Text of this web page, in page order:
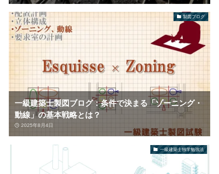
製図ブログ
一級建築士製図ブログ：条件で決まる「ゾーニング・
動線」の基本戦略とは？
2025年8月4日
一級建築士独学勉強法